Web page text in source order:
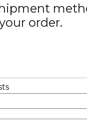
order.